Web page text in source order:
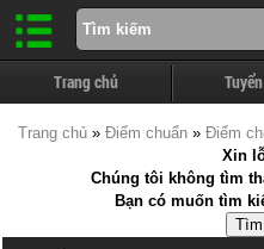
Trang chủ
Trang chủ » Điểm chuẩn » Điểm
Xin
Chúng tôi không tìm
Bạn có muốn tìm